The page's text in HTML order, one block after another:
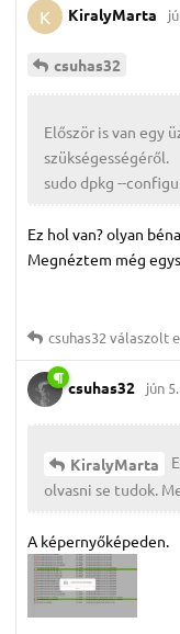
K KiralyMarta
csuhas32
Először is van egy
szükségességéről.
sudo dpkg --
Ez hol van? olyan
Megnéztem még
csuhas32 válaszolt
csuhas32 jún 5.
KiralyMarta
olvasni se tudok.
A képernyőképeden.